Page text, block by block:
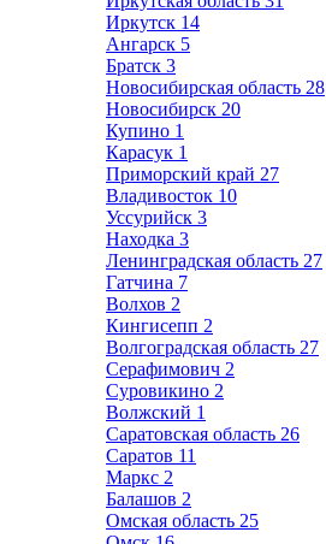
Иркутск 14
Ангарск 5
Братск 3
Новосибирская область 28
Новосибирск 20
Купино 1
Карасук 1
Приморский край 27
Владивосток 10
Уссурийск 3
Находка 3
Ленинградская область 27
Гатчина 7
Волхов 2
Кингисепп 2
Волгоградская область 27
Серафимович 2
Суровикино 2
Волжский 1
Саратовская область 26
Саратов 11
Маркс 2
Балашов 2
Омская область 25